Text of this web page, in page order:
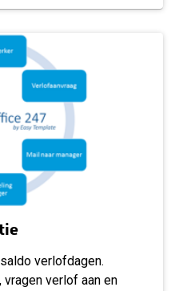
verlofdagen.
verlof aan en